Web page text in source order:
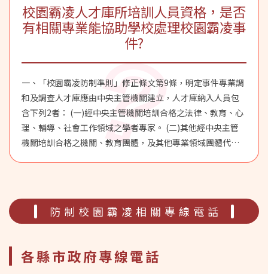
校園霸凌人才庫所培訓人員資格，是否
有相關專業能協助學校處理校園霸凌事
件?
一、「校園霸凌防制準則」修正條文第9條，明定事件專業調
和及調查人才庫應由中央主管機關建立，人才庫納入人員包
含下列2者： (一)經中央主管機關培訓合格之法律、教育、心
理、輔導、社會工作領域之學者專家。 (二)其他經中央主管
機關培訓合格之機關、教育團體，及其他專業領域團體代表
庫培訓，將持續擴充專業人員培訓，113年5月將完成3梯次培
訓後，累計培訓人員突破千人，以促進實務工作推展順遂。
防制校園霸凌相關專線電話
各縣市政府專線電話